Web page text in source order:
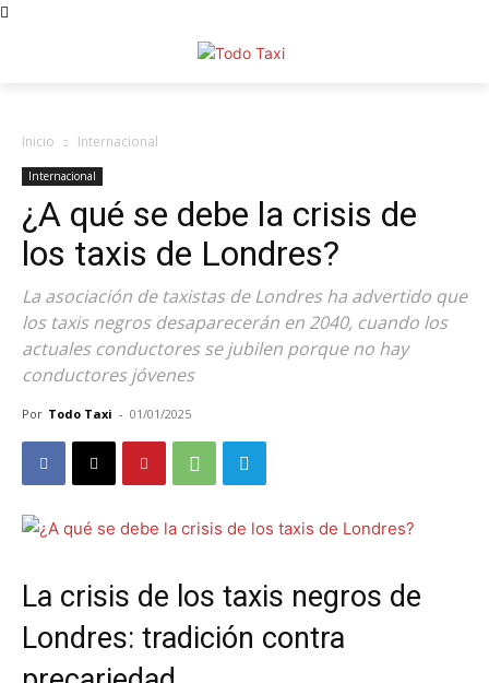
Inicio Internacional
Internacional
¿A qué se debe la crisis de
los taxis de Londres?
La asociación de taxistas de Londres ha advertido que
los taxis negros desaparecerán en 2040, cuando los
actuales conductores se jubilen porque no hay
conductores jóvenes
Por Todo Taxi - 01/01/2025
La crisis de los taxis negros de
Londres: tradición contra